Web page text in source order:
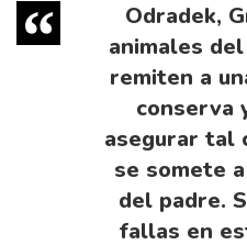
Odradek,
animales
remiten a
conserva
asegurar tal
se somete
del padre.
fallas en